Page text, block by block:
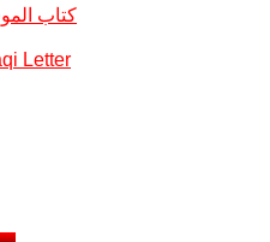
كتاب
Letter